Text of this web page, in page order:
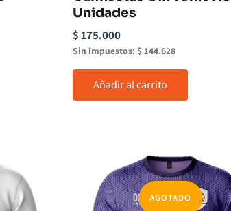
Unidades
$175.000
Sin impuestos: $144.628
Añadir al carrito
AGOTADO